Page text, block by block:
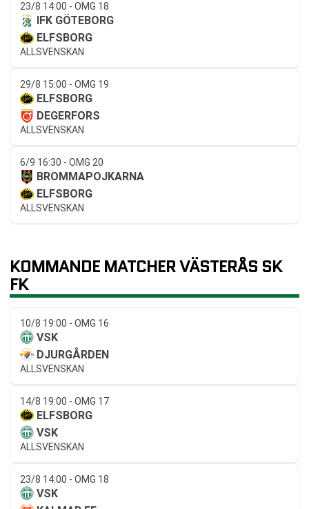
23/8 14:00 - OMG 18
IFK GÖTEBORG
ELFSBORG
ALLSVENSKAN
29/8 15:00 - OMG 19
ELFSBORG
DEGERFORS
ALLSVENSKAN
6/9 16:30 - OMG 20
BROMMAPOJKARNA
ELFSBORG
ALLSVENSKAN
KOMMANDE MATCHER VÄSTERÅS SK
FK
10/8 19:00 - OMG 16
VSK
DJURGÅRDEN
ALLSVENSKAN
14/8 19:00 - OMG 17
ELFSBORG
VSK
ALLSVENSKAN
23/8 14:00 - OMG 18
VSK